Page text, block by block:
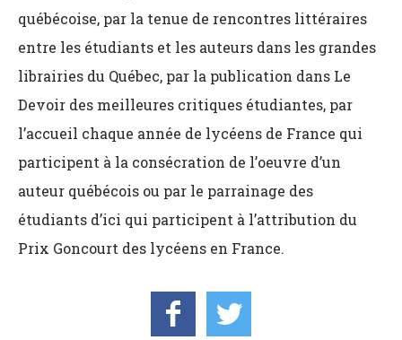
québécoise, par la tenue de rencontres littéraires
entre les étudiants et les auteurs dans les grandes
librairies du Québec, par la publication dans Le
Devoir des meilleures critiques étudiantes, par
l’accueil chaque année de lycéens de France qui
participent à la consécration de l’oeuvre d’un
auteur québécois ou par le parrainage des
étudiants d’ici qui participent à l’attribution du
Prix Goncourt des lycéens en France.